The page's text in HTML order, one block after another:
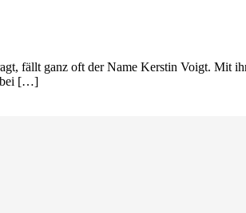
fällt ganz oft der Name Kerstin Voigt. Mit
bei […]